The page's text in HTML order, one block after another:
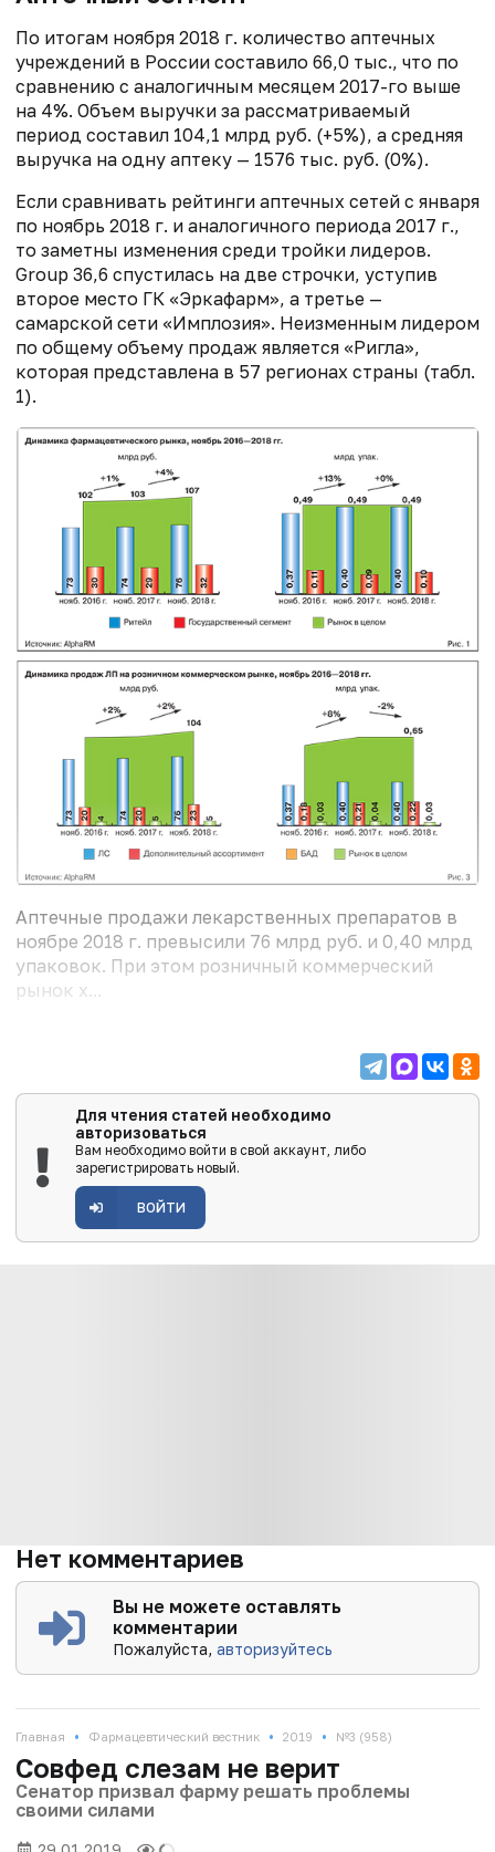
По итогам ноября 2018 г. количество аптечных
учреждений в России составило 66,0 тыс., что по
сравнению с аналогичным месяцем 2017-го выше
на 4%. Объем выручки за рассматриваемый
период составил 104,1 млрд руб. (+5%), а средняя
выручка на одну аптеку — 1576 тыс. руб. (0%).
Если сравнивать рейтинги аптечных сетей с января
по ноябрь 2018 г. и аналогичного периода 2017 г.,
то заметны изменения среди тройки лидеров.
Group 36,6 спустилась на две строчки, уступив
второе место ГК «Эркафарм», а третье —
самарской сети «Имплозия». Неизменным лидером
по общему объему продаж является «Ригла»,
которая представлена в 57 регионах страны (табл.
1).
Аптечные продажи лекарственных препаратов в
ноябре 2018 г. превысили 76 млрд руб. и 0,40 млрд
упаковок. При этом розничный коммерческий
рынок х...
Для чтения статей необходимо
авторизоваться
Вам необходимо войти в свой аккаунт, либо
зарегистрировать новый.
ВОЙТИ
Нет комментариев
Вы не можете оставлять
комментарии
Пожалуйста,авторизуйтесь
Главная • Фармацевтический вестник • 2019 • №3 (958)
Совфед слезам не верит
Сенатор призвал фарму решать проблемы
своими силами